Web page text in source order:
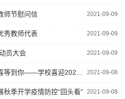
2021-09-09
师节慰问信
2021-09-09
秀教师代表
2021-09-09
员大会
2021-09-08
2021-09-08
季开学疫情防控“回头看”